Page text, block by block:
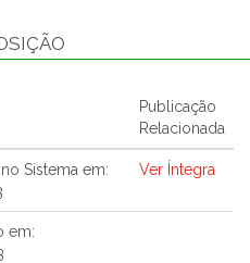
Publicação
Relacionada
Sistema em:
Ver Íntegra
em: